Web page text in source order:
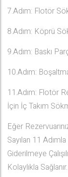
7.Adım: Flotör
8.Adım: Köprü
9.Adım: Baskı
10.Adım:
11.Adım: Flotör
İçin İç Takım
Eğer
Sayılan 11
Giderilmeye
Kolaylıkla Sağlanır.